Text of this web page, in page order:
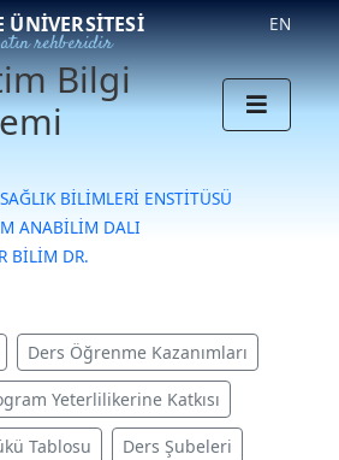
ÜNIVERSITESI
rehberidir
EN
Bilgi
SAĞLIK BİLİMLERİ ENSTİTÜSÜ
ANABİLİM DALI
BİLİM DR.
Ders Öğrenme Kazanımları
Yeterlilikerine Katkısı
Tablosu Ders Şubeleri